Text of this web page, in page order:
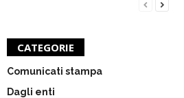
CATEGORIE
Comunicati stampa
Dagli enti